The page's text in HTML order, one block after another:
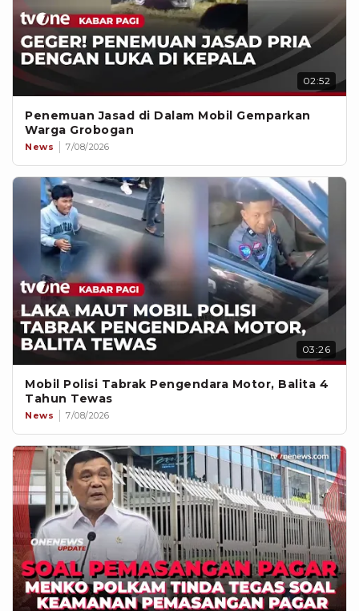
02:52
Penemuan Jasad di Dalam Mobil Gemparkan
Warga Grobogan
News 7/08/2026
03:26
Mobil Polisi Tabrak Pengendara Motor, Balita 4
Tahun Tewas
News 7/08/2026